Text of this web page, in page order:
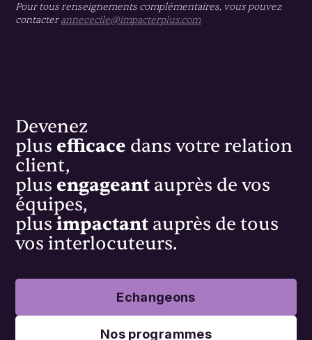
Pour tous renseignements complémentaires, vous pouvez
contacterannececile@impacterplus.com
Devenez
plus efficace dans votre relation
client,
plus engageant auprès de vos
équipes,
plusimpactant auprès de tous
vos interlocuteurs.
Echangeons
Nos programmes